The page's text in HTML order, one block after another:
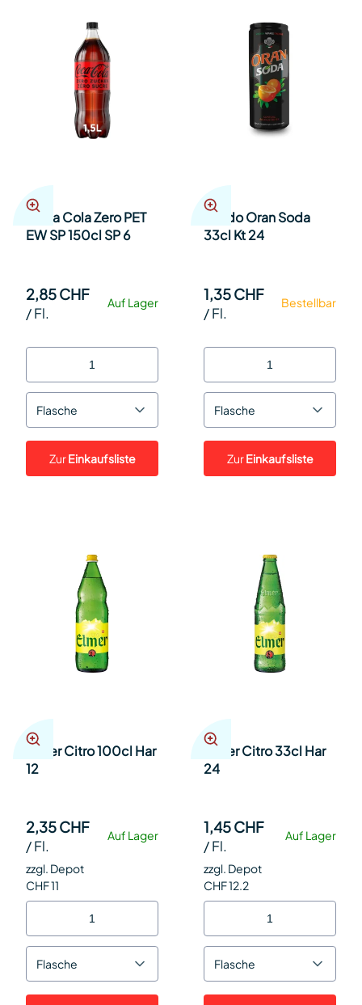
Coca Cola Zero PET
EW SP 150cl SP 6
Auf Lager
2,85 CHF
/Fl.
Flasche
ZurEinkaufsliste
Crodo Oran Soda
33cl Kt 24
Bestellbar
1,35 CHF
/Fl.
Flasche
ZurEinkaufsliste
Elmer Citro 100cl Har
12
Auf Lager
2,35 CHF
/Fl.
zzgl. Depot
CHF 11
Flasche
Elmer Citro 33cl Har
24
Auf Lager
1,45 CHF
/Fl.
zzgl. Depot
CHF 12.2
Flasche